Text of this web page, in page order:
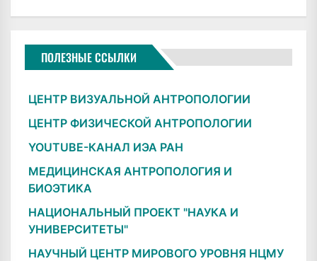
ПОЛЕЗНЫЕ ССЫЛКИ
ЦЕНТР ВИЗУАЛЬНОЙ АНТРОПОЛОГИИ
ЦЕНТР ФИЗИЧЕСКОЙ АНТРОПОЛОГИИ
YOUTUBE-КАНАЛ ИЭА РАН
МЕДИЦИНСКАЯ АНТРОПОЛОГИЯ И
БИОЭТИКА
НАЦИОНАЛЬНЫЙ ПРОЕКТ "НАУКА И
УНИВЕРСИТЕТЫ"
НАУЧНЫЙ ЦЕНТР МИРОВОГО УРОВНЯ НЦМУ